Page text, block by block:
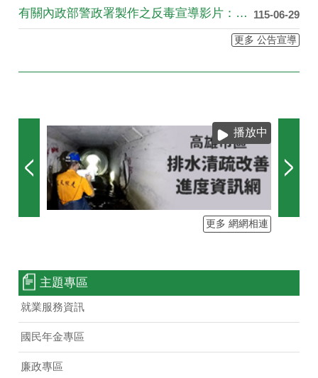
115-06-29
有關內政部警政署製作之反毒宣導影片：「毒駕，就是開上家破人亡的單行道，遠離毒品，拒絕毒駕！」，相關連結如下：https://youtu.be/EsUxHMwFQZQ? si=vcbLwAAqrxFeypgP
更多 公告宣導
播放中
更多 網網相連
主題專區
就業服務資訊
國民年金專區
廉政專區